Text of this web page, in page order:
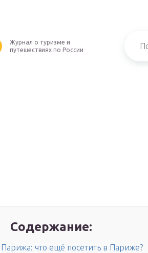
Журнал о туризме и
путешествиях по России
Содержание:
что ещё посетить в Париже?